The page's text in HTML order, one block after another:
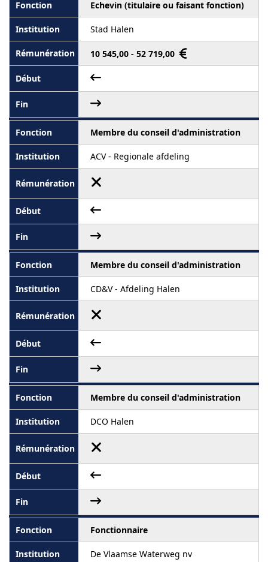
Echevin (titulaire ou faisant fonction)
Stad Halen
10 545,00 - 52 719,00
Membre du conseil d'administration
ACV - Regionale afdeling
Membre du conseil d'administration
CD&V - Afdeling Halen
Membre du conseil d'administration
DCO Halen
Fonctionnaire
De Vlaamse Waterweg nv